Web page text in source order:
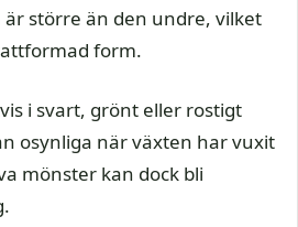
större än den undre, vilket
form.
i svart, grönt eller rostigt
osynliga när växten har vuxit
mönster kan dock bli